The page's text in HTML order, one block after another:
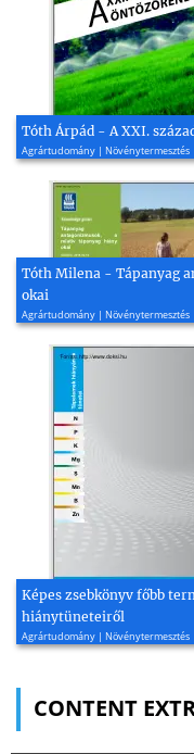
Tóth Árpád - A XXI.
Agrártudomány | Növénytermesztés
Tóth Milena - Tápanyag
okai
Agrártudomány | Növénytermesztés
Képes zsebkönyv főbb
hiánytüneteiről
Agrártudomány | Növénytermesztés
CONTENT